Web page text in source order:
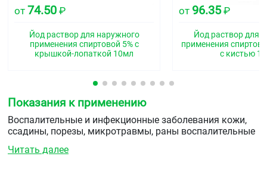
от 74.50 ₽
Йод раствор для наружного
применения спиртовой 5% с
крышкой-лопаткой 10мл
от 96.35₽
Йод раствор для
применения
с кистью
Показания к применению
Воспалительные и инфекционные заболевания кожи,
ссадины, порезы, микротравмы, раны воспалительные
проведением инъекций, пункций, катетеризации.
Читать далее